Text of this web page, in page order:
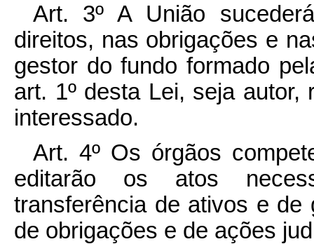
Art. 3º A União
direitos, nas obrigações e
gestor do fundo formado
art. 1º desta Lei, seja
interessado.
Art. 4º Os órgãos
editarão os atos
transferência de ativos e
de obrigações e de ações